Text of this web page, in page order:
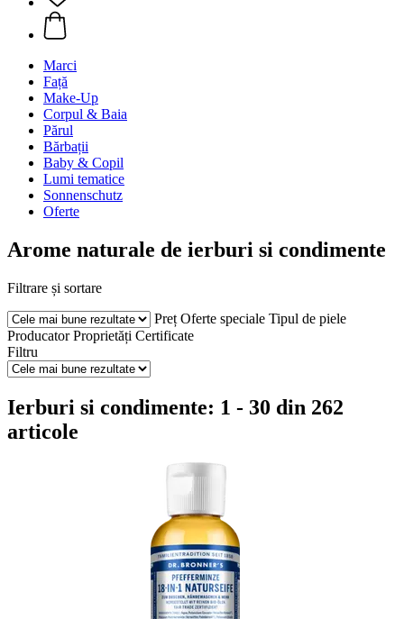
Marci
Față
Make-Up
Corpul & Baia
Părul
Bărbații
Baby & Copil
Lumi tematice
Sonnenschutz
Oferte
Arome naturale de ierburi si condimente
Filtrare și sortare
Preț Oferte speciale Tipul de piele
Producator Proprietăți Certificate
Filtru
Ierburi si condimente: 1 - 30 din 262
articole